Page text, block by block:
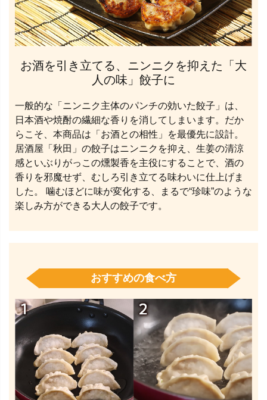
お酒を引き立てる、ニンニクを抑えた「大
人の味」餃子に
一般的な「ニンニク主体のパンチの効いた餃子」は、
日本酒や焼酎の繊細な香りを消してしまいます。だか
らこそ、本商品は「お酒との相性」を最優先に設計。
居酒屋「秋田」の餃子はニンニクを抑え、生姜の清涼
感といぶりがっこの燻製香を主役にすることで、酒の
香りを邪魔せず、むしろ引き立てる味わいに仕上げま
した。 噛むほどに味が変化する、まるで“珍味”のような
楽しみ方ができる大人の餃子です。
おすすめの食べ方